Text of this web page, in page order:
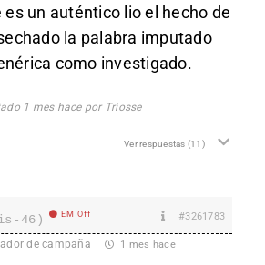
es un auténtico lio el hecho de
la palabra imputado
como investigado.
1 mes hace por Triosse
Ver respuestas (11)
46) EM Off #3261783
de campaña 1 mes hace